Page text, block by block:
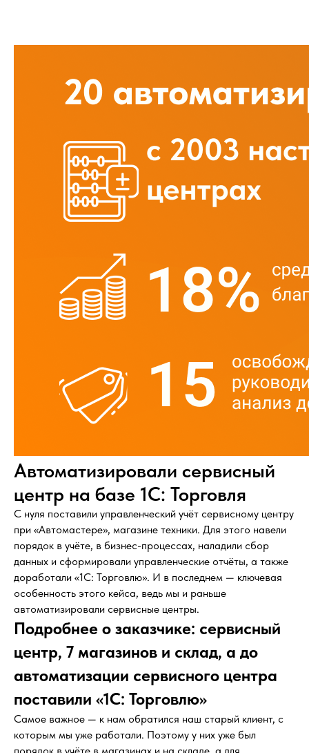
Автоматизировали сервисный
центр на базе 1С: Торговля
С нуля поставили управленческий учёт сервисному центру
при «Автомастере», магазине техники. Для этого навели
порядок в учёте, в бизнес-процессах, наладили сбор
данных и сформировали управленческие отчёты, а также
доработали «1С: Торговлю». И в последнем — ключевая
особенность этого кейса, ведь мы и раньше
автоматизировали сервисные центры.
Подробнее о заказчике: сервисный
центр, 7 магазинов и склад, а до
автоматизации сервисного центра
поставили «1С: Торговлю»
Самое важное — к нам обратился наш старый клиент, с
которым мы уже работали. Поэтому у них уже был